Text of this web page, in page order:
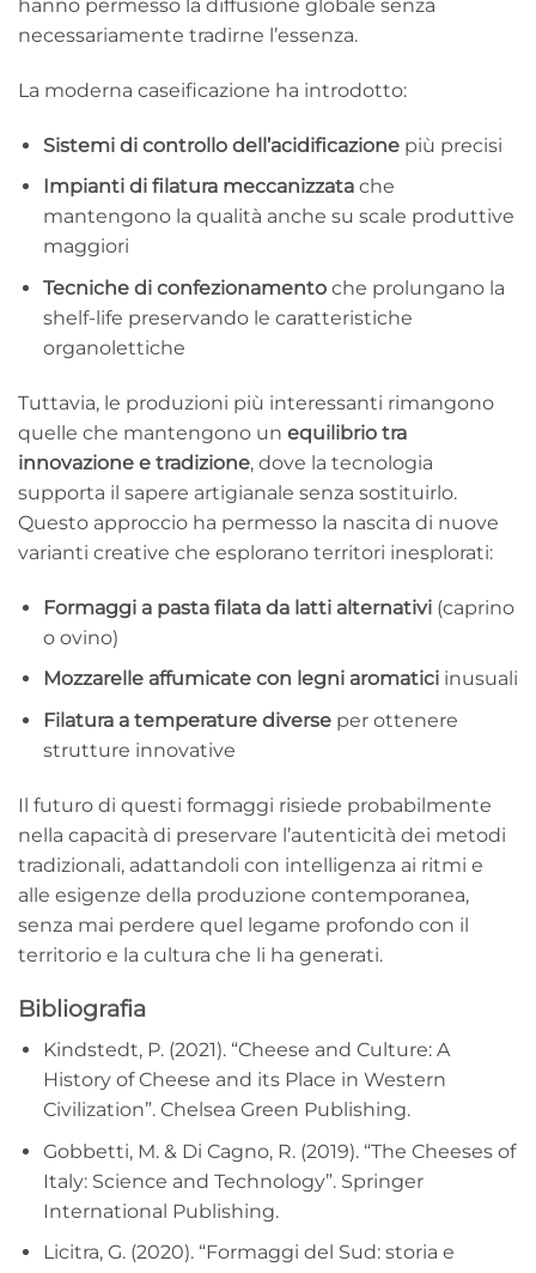
hanno permesso la diffusione globale senza
necessariamente tradirne l’essenza.
La moderna caseificazione ha introdotto:
Sistemi di controllo dell’acidificazionepiù precisi
Impianti di filatura meccanizzatache
mantengono la qualità anche su scale produttive
maggiori
Tecniche di confezionamentoche prolungano la
shelf-life preservando le caratteristiche
organolettiche
Tuttavia, le produzioni più interessanti rimangono
quelle che mantengono un equilibrio tra
innovazione e tradizione, dove la tecnologia
supporta il sapere artigianale senza sostituirlo.
Questo approccio ha permesso la nascita di nuove
varianti creative che esplorano territori inesplorati:
Formaggi a pasta filata da latti alternativi(caprino
o ovino)
Mozzarelle affumicate con legni aromaticiinusuali
Filatura a temperature diverseper ottenere
strutture innovative
Il futuro di questi formaggi risiede probabilmente
nella capacità di preservare l’autenticità dei metodi
tradizionali, adattandoli con intelligenza ai ritmi e
alle esigenze della produzione contemporanea,
senza mai perdere quel legame profondo con il
territorio e la cultura che li ha generati.
Bibliografia
Kindstedt, P. (2021). “Cheese and Culture: A
History of Cheese and its Place in Western
Civilization”. Chelsea Green Publishing.
Gobbetti, M. & Di Cagno, R. (2019). “The Cheeses of
Italy: Science and Technology”. Springer
International Publishing.
Licitra, G. (2020). “Formaggi del Sud: storia e